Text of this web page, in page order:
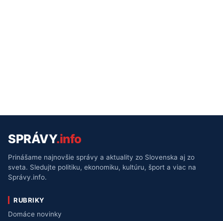
SPRÁVY.info
Prinášame najnovšie správy a aktuality zo Slovenska aj zo
sveta. Sledujte politiku, ekonomiku, kultúru, šport a viac na
Správy.info.
RUBRIKY
Domáce novinky